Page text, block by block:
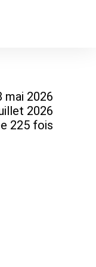
mai 2026
2026
225 fois